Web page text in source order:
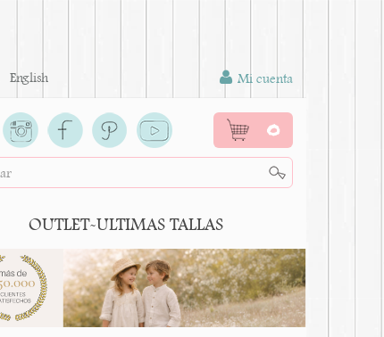
English Mi cuenta
0
OUTLET-ULTIMAS TALLAS